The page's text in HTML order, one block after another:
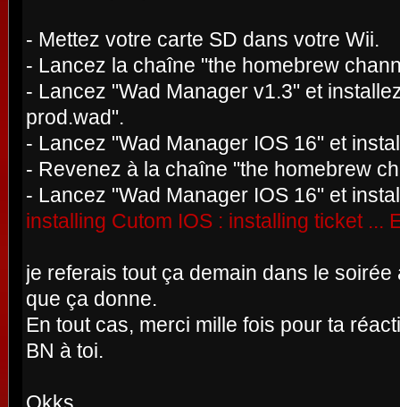
- Mettez votre carte SD dans votre Wii.
- Lancez la chaîne "the homebrew
- Lancez "Wad Manager v1.3" et
prod.wad".
- Lancez "Wad Manager IOS 16" et
- Revenez à la chaîne "the homebrew
- Lancez "Wad Manager IOS 16" et
installing Cutom IOS : installing ticket ...
je referais tout ça demain dans le
que ça donne.
En tout cas, merci mille fois pour ta
BN à toi.